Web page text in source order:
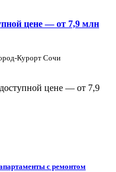
цене — от 7,9 млн
Курорт Сочи
цене — от 7,9
с ремонтом